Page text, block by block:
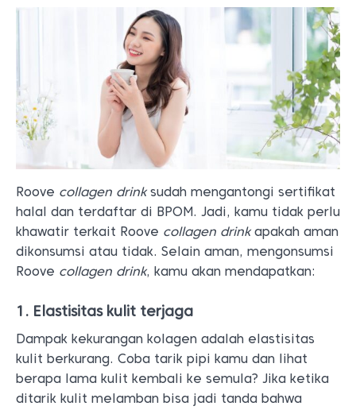
Roove collagen drinksudah mengantongi sertifikat
halal dan terdaftar di BPOM. Jadi, kamu tidak perlu
khawatir terkait Roove collagen drinkapakah aman
dikonsumsi atau tidak. Selain aman, mengonsumsi
Roove collagen drink, kamu akan mendapatkan:
1. Elastisitas kulit terjaga
Dampak kekurangan kolagen adalah elastisitas
kulit berkurang. Coba tarik pipi kamu dan lihat
berapa lama kulit kembali ke semula? Jika ketika
ditarik kulit melamban bisa jadi tanda bahwa